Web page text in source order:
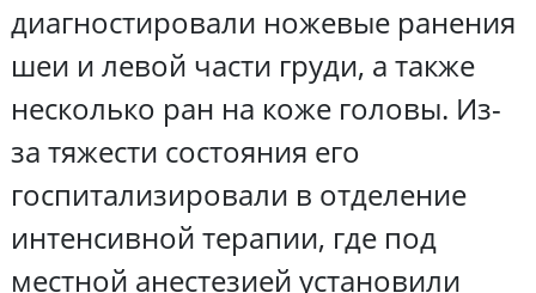
диагностировали ножевые ранения
шеи и левой части груди, а также
несколько ран на коже головы. Из-
за тяжести состояния его
госпитализировали в отделение
интенсивной терапии, где под
местной анестезией установили